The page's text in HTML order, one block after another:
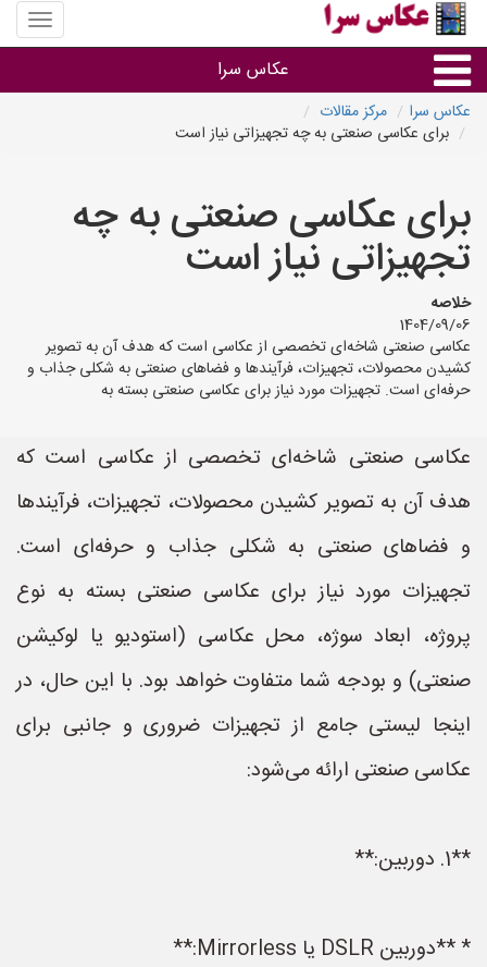
منوی
سایت
سرا
عکاس سرا
نوع خدمات
آتلیه و فیلمبرداری در هر شهر
عکاس سرا
مرکز مقالات
برای عکاسی صنعتی به چه تجهیزاتی نیاز است
برای عکاسی صنعتی به چه
تجهیزاتی نیاز است
خلاصه
1404/09/06
عکاسی صنعتی شاخه‌ای تخصصی از عکاسی است که هدف آن به تصویر
کشیدن محصولات، تجهیزات، فرآیندها و فضاهای صنعتی به شکلی جذاب و
حرفه‌ای است. تجهیزات مورد نیاز برای عکاسی صنعتی بسته به
عکاسی صنعتی شاخه‌ای تخصصی از عکاسی است که
هدف آن به تصویر کشیدن محصولات، تجهیزات، فرآیندها
و فضاهای صنعتی به شکلی جذاب و حرفه‌ای است.
تجهیزات مورد نیاز برای عکاسی صنعتی بسته به نوع
پروژه، ابعاد سوژه، محل عکاسی (استودیو یا لوکیشن
صنعتی) و بودجه شما متفاوت خواهد بود. با این حال، در
اینجا لیستی جامع از تجهیزات ضروری و جانبی برای
عکاسی صنعتی ارائه می‌شود:
**1. دوربین:**
* **دوربین DSLR یا Mirrorless:**